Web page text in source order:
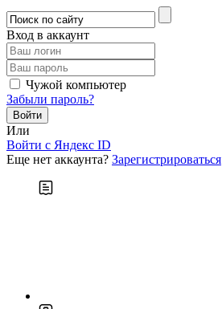
Вход в аккаунт
Чужой компьютер
Забыли пароль?
Или
Войти c Яндекс ID
Еще нет аккаунта? Зарегистрироваться